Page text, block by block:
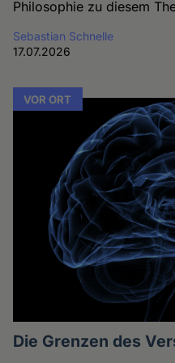
Philosophie zu diesem
Sebastian Schnelle
17.07.2026
VOR ORT
Die Grenzen des